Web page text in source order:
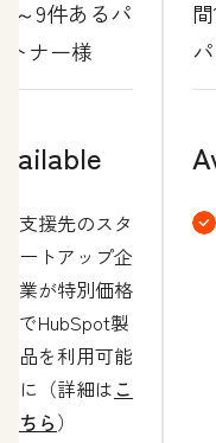
1～9件あるパ
トナー様
支援先のスタ
ートアップ企
業が特別価格
でHubSpot製
品を利用可能
に（詳細は こ
ちら）